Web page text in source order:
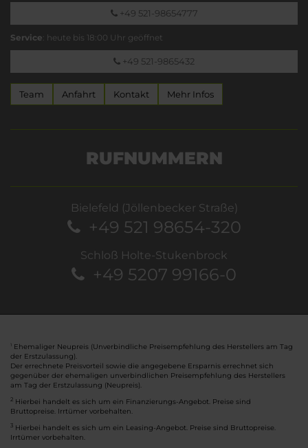
+49 521-98654777
Service: heute bis 18:00 Uhr geöffnet
+49 521-9865432
Team Anfahrt Kontakt Mehr Infos
RUFNUMMERN
Bielefeld (Jöllenbecker Straße)
+49 521 98654-320
Schloß Holte-Stukenbrock
+49 5207 99166-0
Ehemaliger Neupreis (Unverbindliche Preisempfehlung des Herstellers am Tag
der Erstzulassung).
Der errechnete Preisvorteil sowie die angegebene Ersparnis errechnet sich
gegenüber der ehemaligen unverbindlichen Preisempfehlung des Herstellers
am Tag der Erstzulassung (Neupreis).
2 Hierbei handelt es sich um ein Finanzierungs-Angebot. Preise sind
Bruttopreise. Irrtümer vorbehalten.
3 Hierbei handelt es sich um ein Leasing-Angebot. Preise sind Bruttopreise.
Irrtümer vorbehalten.